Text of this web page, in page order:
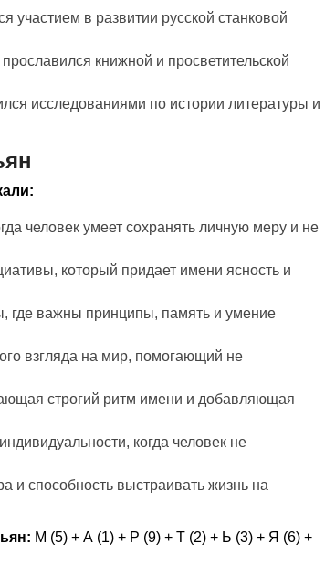
участием в развитии русской станковой
книжной и просветительской
исследованиями по истории литературы и
человек умеет сохранять личную меру и не
который придает имени ясность и
где важны принципы, память и умение
взгляда на мир, помогающий не
строгий ритм имени и добавляющая
когда человек не
и способность выстраивать жизнь на
М (5) + А (1) + Р (9) + Т (2) + Ь (3) + Я (6) +